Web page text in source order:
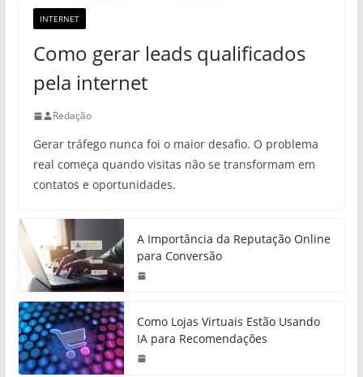
INTERNET
Como gerar leads qualificados
pela internet
Redação
Gerar tráfego nunca foi o maior desafio. O problema
real começa quando visitas não se transformam em
contatos e oportunidades.
A Importância da Reputação Online
para Conversão
Como Lojas Virtuais Estão Usando
IA para Recomendações